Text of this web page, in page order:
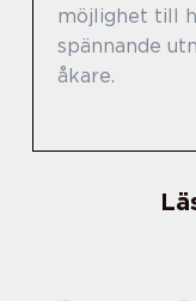
möjlighet till
spännande
åkare.